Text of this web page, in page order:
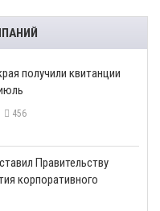
получили квитанции
456
Правительству
корпоративного